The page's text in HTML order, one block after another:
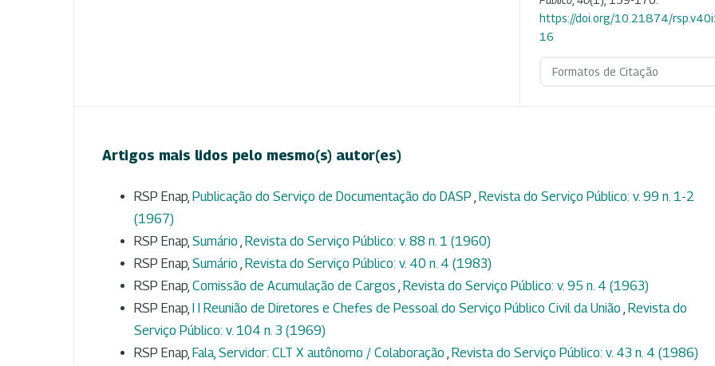
https://doi.org/10.21874/
16
Formatos de Citação
Artigos mais lidos pelo mesmo(s) autor(es)
RSP Enap, Publicação do Serviço de Documentação do DASP Revista do Serviço Público: v. 99 n. 1-2
(1967)
RSP Enap, Sumário Revista do Serviço Público: v. 88 n. 1 (1960)
RSP Enap, Sumário Revista do Serviço Público: v. 40 n. 4 (1983)
RSP Enap, Comissão de Acumulação de Cargos Revista do Serviço Público: v. 95 n. 4 (1963)
RSP Enap, I I Reunião de Diretores e Chefes de Pessoal do Serviço Público Civil da União Revista do
Serviço Público: v. 104 n. 3 (1969)
RSP Enap, Fala, Servidor: CLT X autônomo / Colaboração Revista do Serviço Público: v. 43 n. 4 (1986)